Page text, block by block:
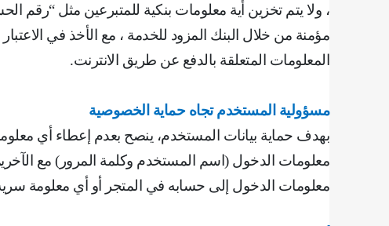
، ولا يتم تخزين أية معلومات بنكية للمتبرعين مثل “رقم
مؤمنة من خلال البنك المزود للخدمة ، مع الأخذ في
المعلومات المتعلقة بالدفع عن طريق الانترنت.
مسؤولية المستخدم تجاه حماية الخصوصية
بهدف حماية بيانات المستخدم، ينصح بعدم إعطاء أي
معلومات الدخول (اسم المستخدم وكلمة المرور) مع
معلومات الدخول إلى حسابه في المتجر أو أي معلومة